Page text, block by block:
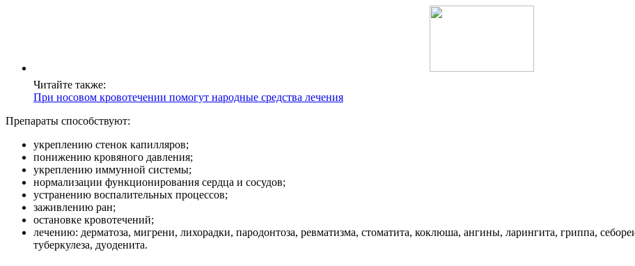
Читайте также:
При носовом кровотечении помогут народные средства лечения
Препараты способствуют:
укреплению стенок капилляров;
понижению кровяного давления;
укреплению иммунной системы;
нормализации функционирования сердца и сосудов;
устранению воспалительных процессов;
заживлению ран;
остановке кровотечений;
лечению: дерматоза, мигрени, лихорадки, пародонтоза, ревматизма, стоматита, коклюша, ангины, ларингита, гриппа,
туберкулеза, дуоденита.